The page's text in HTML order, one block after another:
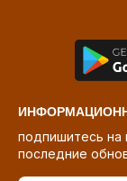
подпишитесь на
последние